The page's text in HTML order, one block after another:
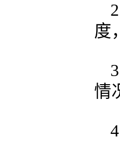
度
情